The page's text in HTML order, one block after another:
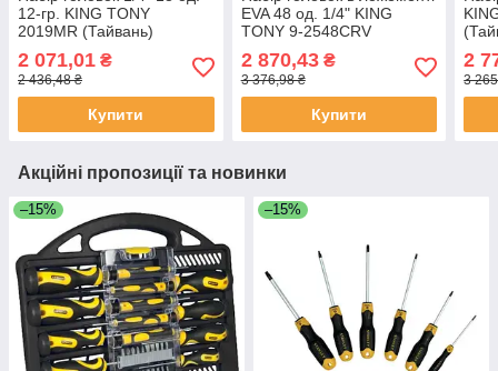
12-гр. KING TONY
2019MR (Тайвань)
2 071,01 ₴
2 436,48 ₴
Купити
EVA 48 од. 1/4" KING
TONY 9-2548CRV
2 870,43₴
3 376,98 ₴
Купити
2
3
Акційні пропозиції та новинки
–15% –15%